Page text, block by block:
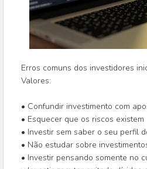
Erros comuns dos investidores
Valores:
• Confundir investimento com
• Esquecer que os riscos existem
• Investir sem saber o seu perfil
• Não estudar sobre
• Investir pensando somente no